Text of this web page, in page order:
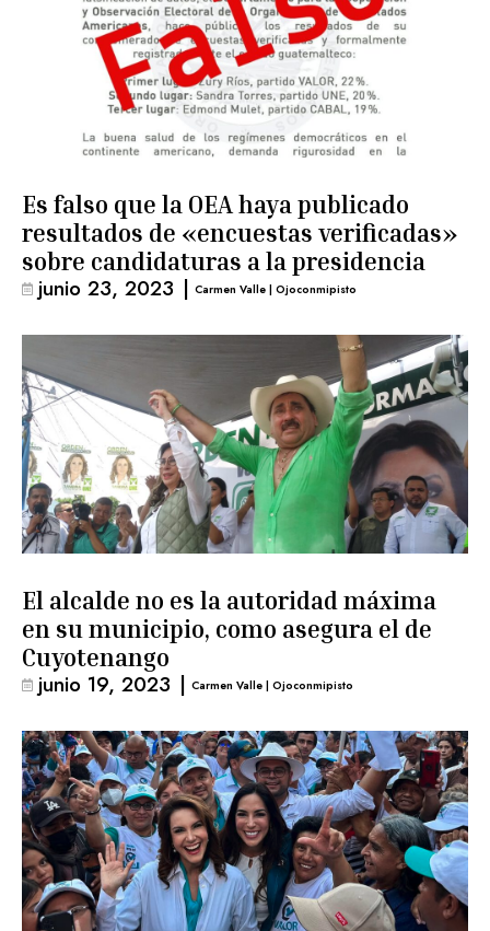
Es falso que la OEA haya publicado
resultados de «encuestas verificadas»
sobre candidaturas a la presidencia
junio 23, 2023 | Carmen Valle | Ojoconmipisto
El alcalde no es la autoridad máxima
en su municipio, como asegura el de
Cuyotenango
junio 19, 2023 | Carmen Valle | Ojoconmipisto